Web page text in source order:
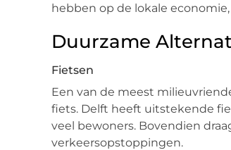
hebben op de lokale
Duurzame
Fietsen
Een van de meest
fiets. Delft heeft uitstekende
veel bewoners. Bovendien
verkeersopstoppingen.